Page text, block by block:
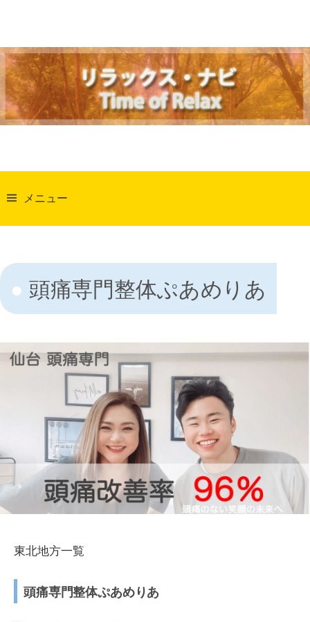
テ
ン
ツ
へ
ス
メニュー
検
頭痛専門整体ぷあめりあ
東北地方一覧
頭痛専門整体ぷあめりあ